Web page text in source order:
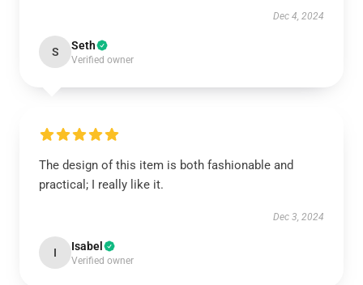
Dec 4, 2024
S Seth
Verified owner
The design of this item is both fashionable and
practical; I really like it.
Dec 3, 2024
I Isabel
Verified owner